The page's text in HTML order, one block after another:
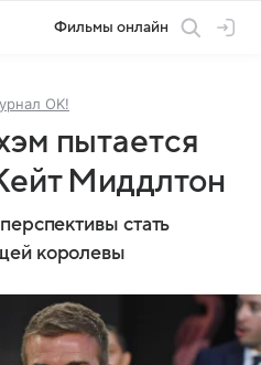
Фильмы онлайн
OK!
пытается
Миддлтон
стать
королевы